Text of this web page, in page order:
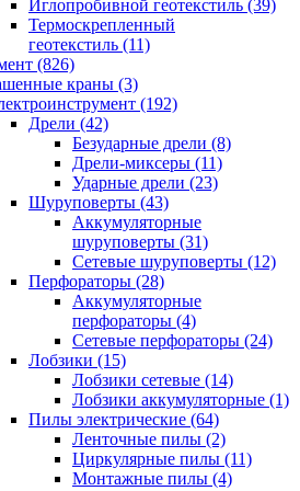
Иглопробивной геотекстиль (39)
Термоскрепленный
геотекстиль (11)
(826)
краны (3)
(192)
Дрели (42)
Безударные дрели (8)
Дрели-миксеры (11)
Ударные дрели (23)
Шуруповерты (43)
Аккумуляторные
шуруповерты (31)
Сетевые шуруповерты (12)
Перфораторы (28)
Аккумуляторные
перфораторы (4)
Сетевые перфораторы (24)
Лобзики (15)
Лобзики сетевые (14)
Лобзики аккумуляторные (1)
Пилы электрические (64)
Ленточные пилы (2)
Циркулярные пилы (11)
Монтажные пилы (4)